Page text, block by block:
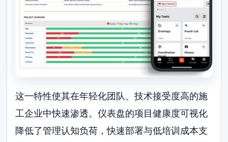
这一特性使其在年轻化团队、技术接受度高的施
工企业中快速渗透。仪表盘的项目健康度可视化
降低了管理认知负荷，快速部署与低培训成本支